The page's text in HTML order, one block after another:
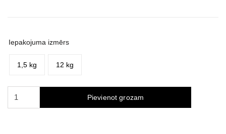
Iepakojuma izmērs
1,5 kg 12 kg
Pievienot grozam